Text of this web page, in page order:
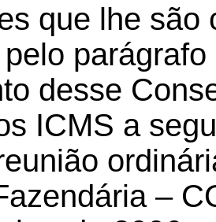
que lhe são
pelo
desse
ICMS a
–